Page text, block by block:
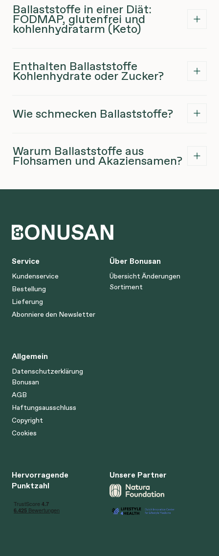
Ballaststoffe in einer Diät:
FODMAP, glutenfrei und
kohlenhydratarm (Keto)
Enthalten Ballaststoffe
Kohlenhydrate oder Zucker?
Wie schmecken Ballaststoffe?
Warum Ballaststoffe aus
Flohsamen und Akaziensamen?
Service
Kundenservice
Bestellung
Lieferung
Abonniere den Newsletter
Über Bonusan
Übersicht Änderungen
Sortiment
Allgemein
Datenschutzerklärung
Bonusan
AGB
Haftungsausschluss
Copyright
Cookies
Hervorragende
Punktzahl
Unsere Partner